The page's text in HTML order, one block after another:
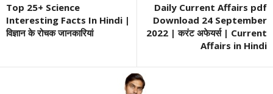
Top 25+ Science
Interesting Facts In Hindi |
विज्ञान के रोचक जानकारियां
Daily Current Affairs pdf
Download 24 September
2022 | करंट अफेयर्स | Current
Affairs in Hindi